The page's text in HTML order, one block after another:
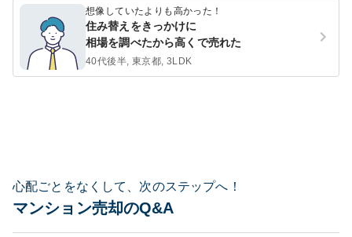
想像していたよりも高かった！
住み替えをきっかけに
相場を調べたから高くで売れた
40代後半, 東京都, 3LDK
心配ごとをなくして、次のステップへ！
マンション売却のQ&A